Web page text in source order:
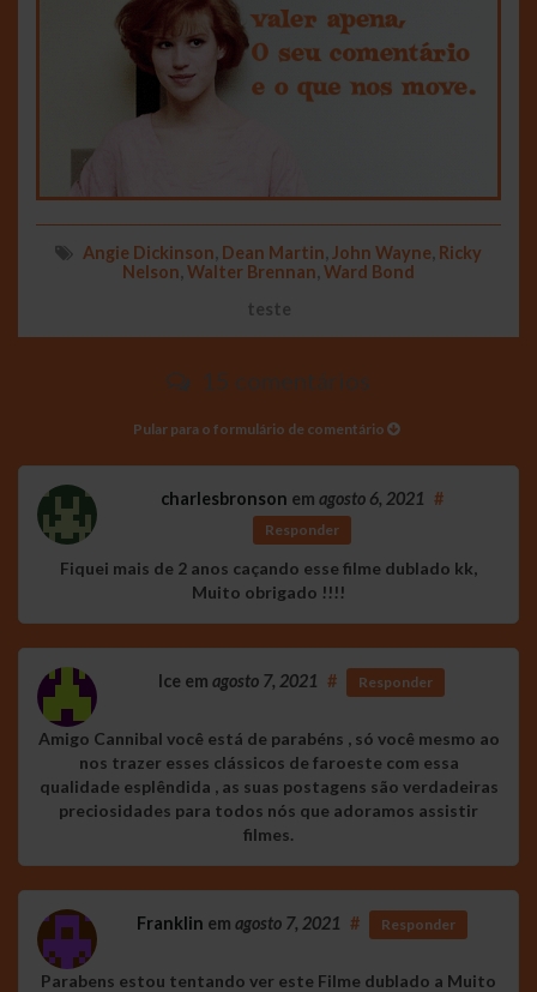
Angie Dickinson, Dean Martin, John Wayne, Ricky
Nelson, Walter Brennan, Ward Bond
teste
15 comentários
Pular para o formulário de comentário
charlesbronson em agosto 6, 2021 #
Responder
Fiquei mais de 2 anos caçando esse filme dublado kk,
Muito obrigado !!!!
Ice em agosto 7, 2021 # Responder
Amigo Cannibal você está de parabéns , só você mesmo ao
nos trazer esses clássicos de faroeste com essa
qualidade esplêndida , as suas postagens são verdadeiras
preciosidades para todos nós que adoramos assistir
filmes.
Franklin em agosto 7, 2021 # Responder
Parabens estou tentando ver este Filme dublado a Muito